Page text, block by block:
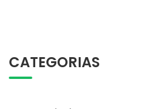
CATEGORIAS